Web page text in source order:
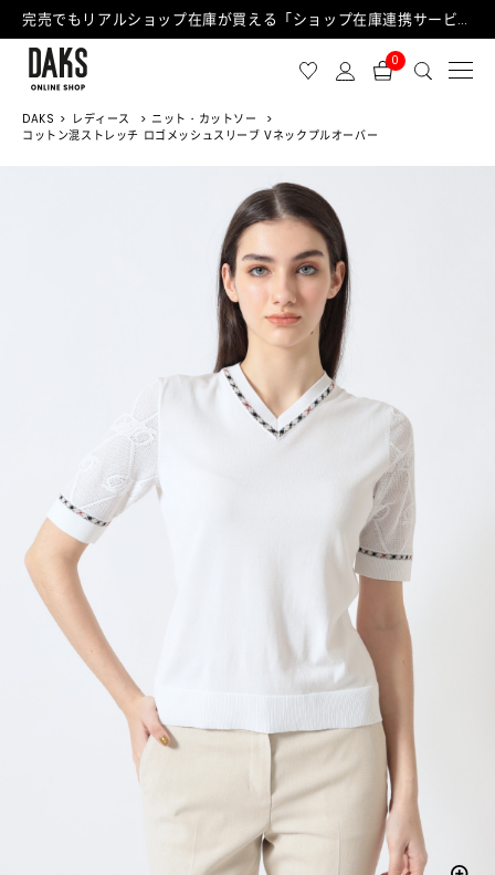
完売でもリアルショップ在庫が買える「ショップ在庫連携サービス」が日中もご利用可能になりました！
0
DAKS レディース
ニット・カットソー
コットン混ストレッチ ロゴメッシュスリーブ Vネックプルオーバー